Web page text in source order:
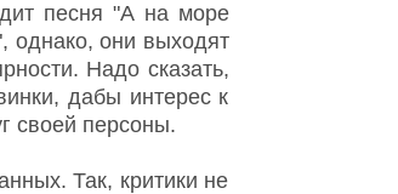
песня "А на море
однако, они выходят
Надо сказать,
дабы интерес к
своей персоны.
Так, критики не